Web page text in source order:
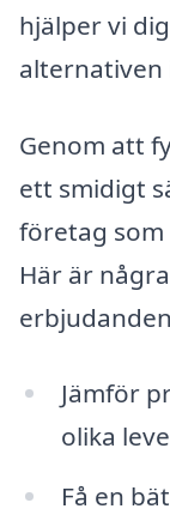
hjälper vi
alternativen
Genom att
ett smidigt
företag som
Här är
Jämför
olika
Få en